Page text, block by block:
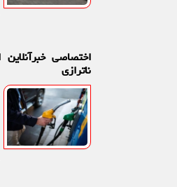
ناترازی